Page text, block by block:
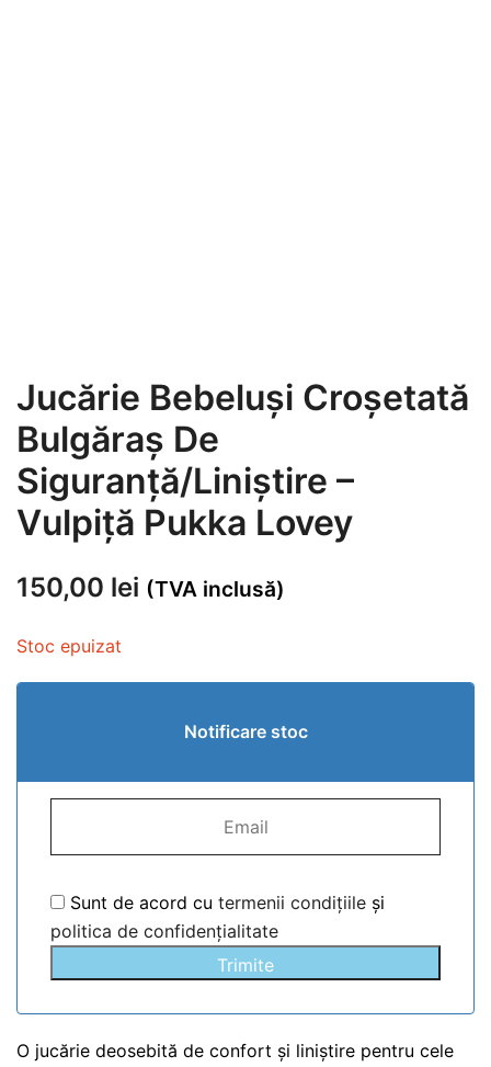
Jucărie Bebeluși Croșetată
Bulgăraș De
Siguranță/Liniștire –
Vulpiță Pukka Lovey
150,00 lei (TVA inclusă)
Stoc epuizat
Notificare stoc
Sunt de acord cu termenii condițiile și
politica de confidențialitate
Trimite
O jucărie deosebită de confort și liniștire pentru cele